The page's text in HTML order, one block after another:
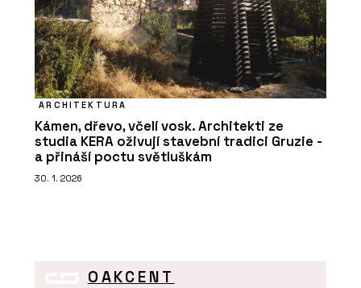
ARCHITEKTURA
Kámen, dřevo, včelí vosk. Architekti ze
studia KERA oživují stavební tradici Gruzie -
a přináší poctu světluškám
30. 1. 2026
OAKCENT